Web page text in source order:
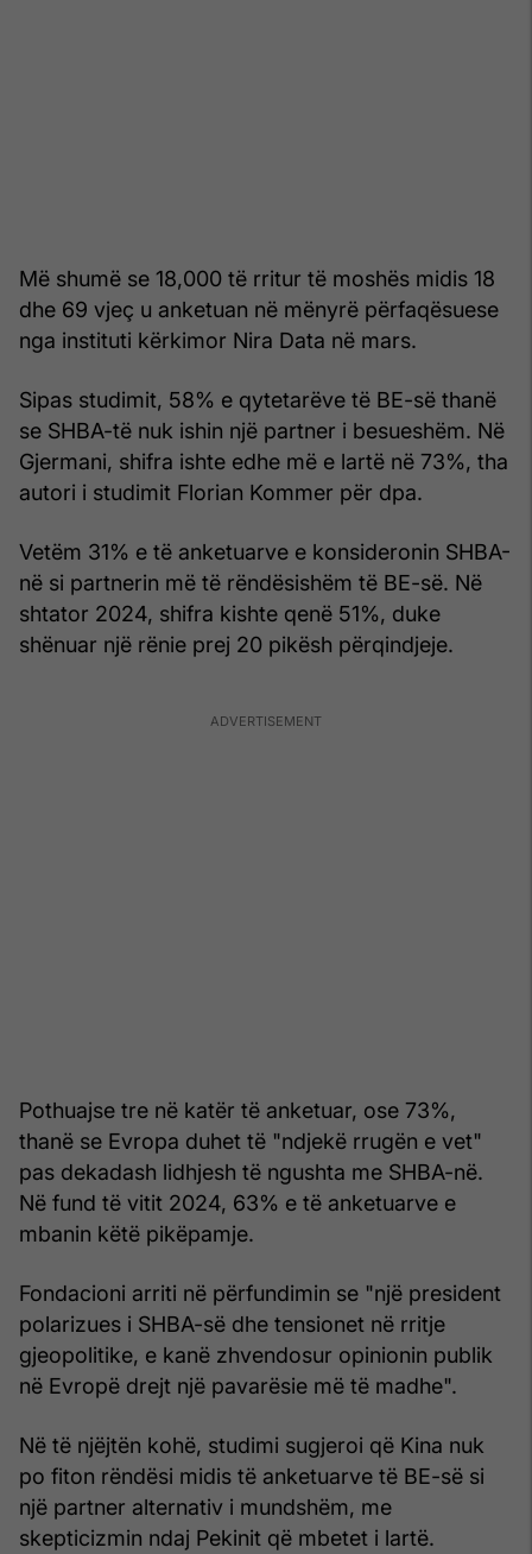
Më shumë se 18,000 të rritur të moshës midis 18
dhe 69 vjeç u anketuan në mënyrë përfaqësuese
nga instituti kërkimor Nira Data në mars.
Sipas studimit, 58% e qytetarëve të BE-së thanë
se SHBA-të nuk ishin një partner i besueshëm. Në
Gjermani, shifra ishte edhe më e lartë në 73%, tha
autori i studimit Florian Kommer për dpa.
Vetëm 31% e të anketuarve e konsideronin SHBA-
në si partnerin më të rëndësishëm të BE-së. Në
shtator 2024, shifra kishte qenë 51%, duke
shënuar një rënie prej 20 pikësh përqindjeje.
Pothuajse tre në katër të anketuar, ose 73%,
thanë se Evropa duhet të "ndjekë rrugën e vet"
pas dekadash lidhjesh të ngushta me SHBA-në.
Në fund të vitit 2024, 63% e të anketuarve e
mbanin këtë pikëpamje.
Fondacioni arriti në përfundimin se "një president
polarizues i SHBA-së dhe tensionet në rritje
gjeopolitike, e kanë zhvendosur opinionin publik
në Evropë drejt një pavarësie më të madhe".
Në të njëjtën kohë, studimi sugjeroi që Kina nuk
po fiton rëndësi midis të anketuarve të BE-së si
një partner alternativ i mundshëm, me
skepticizmin ndaj Pekinit që mbetet i lartë.